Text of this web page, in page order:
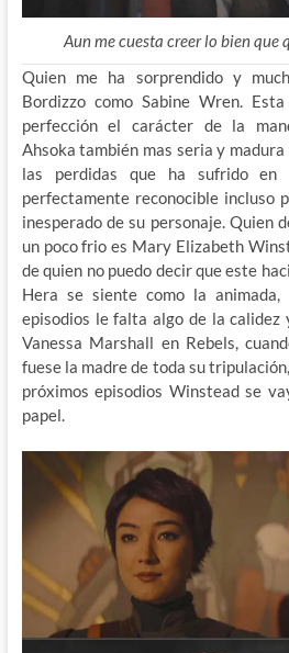
Aun me cuesta creer lo bien que
Quien me ha sorprendido y
Bordizzo como Sabine Wren.
perfección el carácter de la
Ahsoka también mas seria y
las perdidas que ha sufrido en
perfectamente reconocible incluso
inesperado de su personaje. Quien
un poco frio es Mary Elizabeth
de quien no puedo decir que este
Hera se siente como la
episodios le falta algo de la calidez
Vanessa Marshall en Rebels,
fuese la madre de toda su
próximos episodios Winstead se
papel.